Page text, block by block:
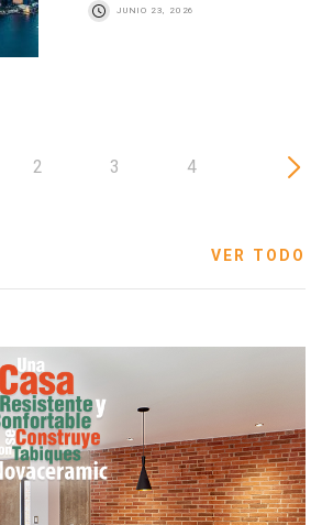
JUNIO 23, 2026
2 3 4
VER TODO